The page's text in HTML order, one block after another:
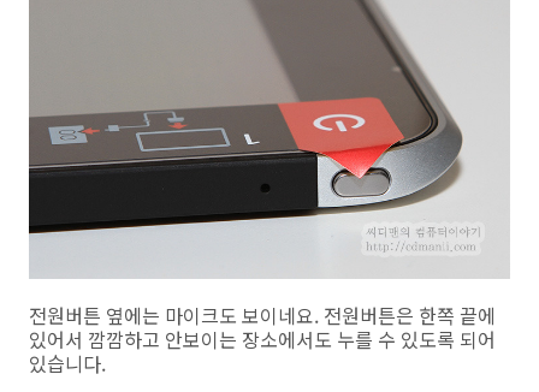
전원버튼 옆에는 마이크도 보이네요. 전원버튼은 한쪽 끝에
있어서 깜깜하고 안보이는 장소에서도 누를 수 있도록 되어
있습니다.